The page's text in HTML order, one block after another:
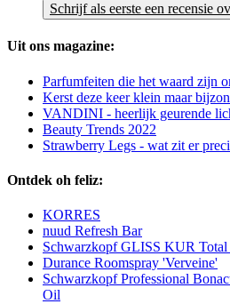
Schrijf als eerste een recensie
Uit ons magazine:
Parfumfeiten die het waard zijn
Kerst deze keer klein maar
VANDINI - heerlijk geurende
Beauty Trends 2022
Strawberry Legs - wat zit er
Ontdek oh feliz:
KORRES
nuud Refresh Bar
Schwarzkopf GLISS KUR
Durance Roomspray 'Verveine'
Schwarzkopf Professional
Oil